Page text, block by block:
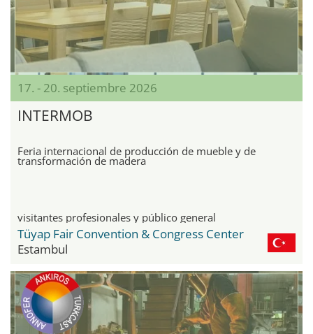
17. - 20. septiembre 2026
INTERMOB
Feria internacional de producción de mueble y de
transformación de madera
visitantes profesionales y público general
Tüyap Fair Convention & Congress Center
Estambul